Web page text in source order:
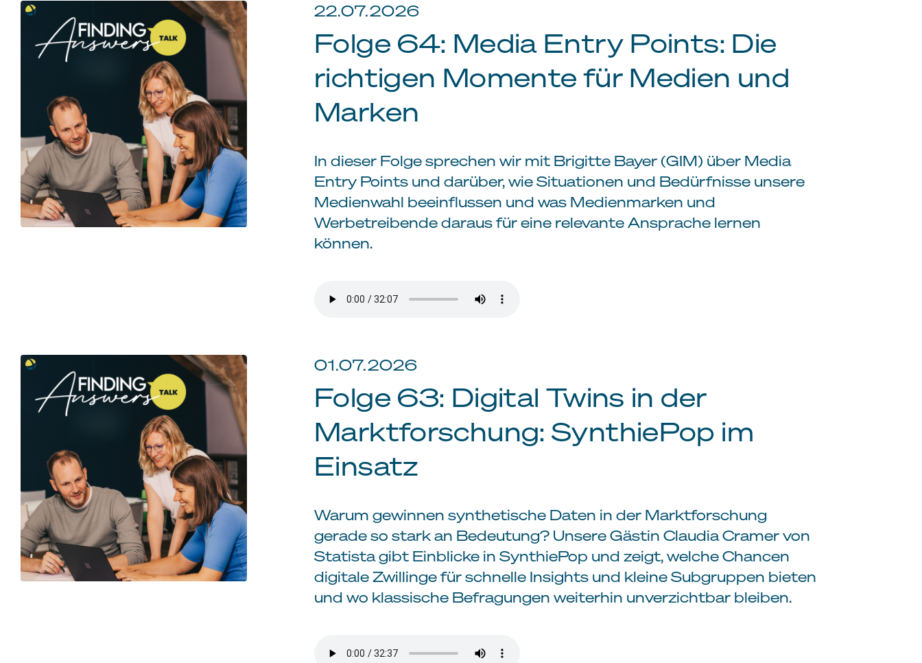
22.07.2026
Folge 64: Media Entry Points: Die
richtigen Momente für Medien und
Marken
In dieser Folge sprechen wir mit Brigitte Bayer (GIM) über Media
Entry Points und darüber, wie Situationen und Bedürfnisse unsere
Medienwahl beeinflussen und was Medienmarken und
Werbetreibende daraus für eine relevante Ansprache lernen
können.
01.07.2026
Folge 63: Digital Twins in der
Marktforschung: SynthiePop im
Einsatz
Warum gewinnen synthetische Daten in der Marktforschung
gerade so stark an Bedeutung? Unsere Gästin Claudia Cramer von
Statista gibt Einblicke in SynthiePop und zeigt, welche Chancen
digitale Zwillinge für schnelle Insights und kleine Subgruppen bieten
und wo klassische Befragungen weiterhin unverzichtbar bleiben.